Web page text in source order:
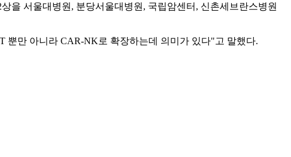
을 서울대병원, 분당서울대병원, 국립암센터, 신촌세브란스병원
뿐만 아니라 CAR-NK로 확장하는데 의미가 있다"고 말했다.